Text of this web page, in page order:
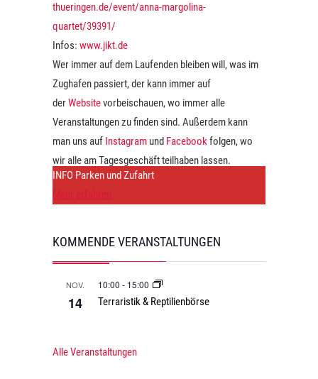
thueringen.de/event/anna-margolina-
quartet/39391/
Infos: www.jikt.de
Wer immer auf dem Laufenden bleiben will, was im
Zughafen passiert, der kann immer auf
derWebsitevorbeischauen, wo immer alle
Veranstaltungen zu finden sind. Außerdem kann
man uns auf Instagram und Facebookfolgen, wo
wir alle am Tagesgeschäft teilhaben lassen.
INFO Parken und Zufahrt
Mehr erfahren
KOMMENDE VERANSTALTUNGEN
NOV.
14
10:00 - 15:00
Terraristik & Reptilienbörse
Alle Veranstaltungen